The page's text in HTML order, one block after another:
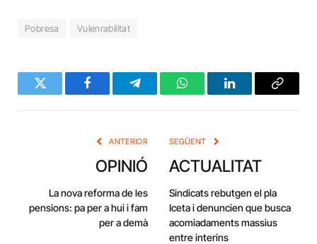
Pobresa Vulenrabilitat
Twitter FacebookTelegramWhatsAppLinkedInCopy
ANTERIOR
OPINIÓ
La nova reforma de les
pensions: pa per a hui i fam
per a demà
SEGÜENT
ACTUALITAT
Sindicats rebutgen el pla
Iceta i denuncien que busca
acomiadaments massius
entre interins